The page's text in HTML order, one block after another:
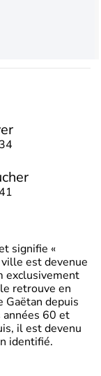
signifie «
est devenue
exclusivement
retrouve en
Gaëtan depuis
années 60 et
il est devenu
identifié.